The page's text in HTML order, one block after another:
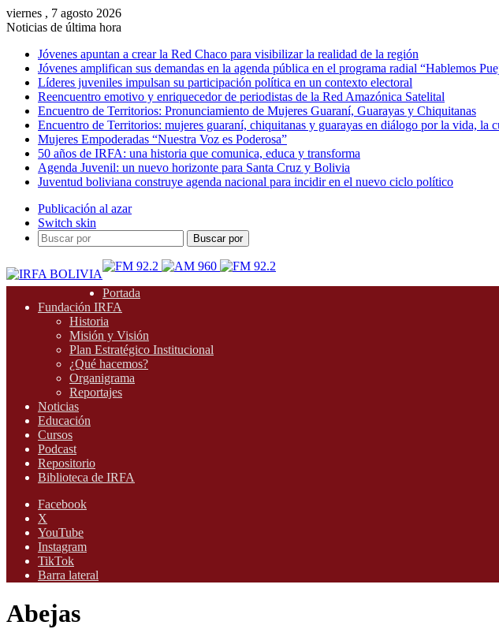
viernes , 7 agosto 2026
Noticias de última hora
Jóvenes apuntan a crear la Red Chaco para visibilizar la realidad de la región
Jóvenes amplifican sus demandas en la agenda pública en el programa radial “Hablemos
Líderes juveniles impulsan su participación política en un contexto electoral
Reencuentro emotivo y enriquecedor de periodistas de la Red Amazónica Satelital
Encuentro de Territorios: Pronunciamiento de Mujeres Guaraní, Guarayas y Chiquitanas
Encuentro de Territorios: mujeres guaraní, chiquitanas y guarayas en diálogo por la vida, la
Mujeres Empoderadas “Nuestra Voz es Poderosa”
50 años de IRFA: una historia que comunica, educa y transforma
Agenda Juvenil: un nuevo horizonte para Santa Cruz y Bolivia
Juventud boliviana construye agenda nacional para incidir en el nuevo ciclo político
Publicación al azar
Switch skin
Buscar por
Portada
Fundación IRFA
Historia
Misión y Visión
Plan Estratégico Institucional
¿Qué hacemos?
Organigrama
Reportajes
Noticias
Educación
Cursos
Podcast
Repositorio
Biblioteca de IRFA
Facebook
X
YouTube
Instagram
TikTok
Barra lateral
Abejas